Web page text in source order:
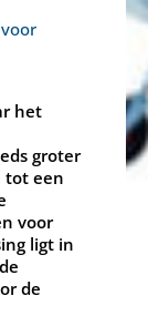
het
groter
tot een
voor
ligt in
de